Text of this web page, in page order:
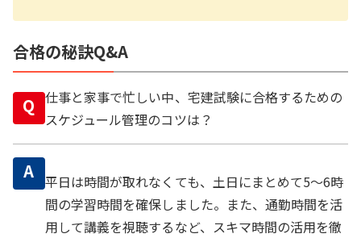
合格の秘訣Q&A
Q 仕事と家事で忙しい中、宅建試験に合格するための
スケジュール管理のコツは？
A 平日は時間が取れなくても、土日にまとめて5～6時
間の学習時間を確保しました。また、通勤時間を活
用して講義を視聴するなど、スキマ時間の活用を徹